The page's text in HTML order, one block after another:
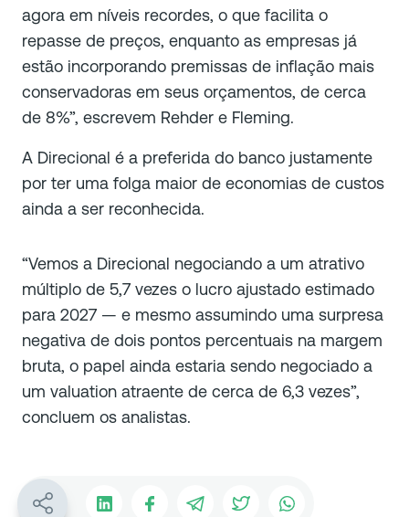
agora em níveis recordes, o que facilita o
repasse de preços, enquanto as empresas já
estão incorporando premissas de inflação mais
conservadoras em seus orçamentos, de cerca
de 8%”, escrevem Rehder e Fleming.
A Direcional é a preferida do banco justamente
por ter uma folga maior de economias de custos
ainda a ser reconhecida.
“Vemos a Direcional negociando a um atrativo
múltiplo de 5,7 vezes o lucro ajustado estimado
para 2027 — e mesmo assumindo uma surpresa
negativa de dois pontos percentuais na margem
bruta, o papel ainda estaria sendo negociado a
um valuation atraente de cerca de 6,3 vezes”,
concluem os analistas.